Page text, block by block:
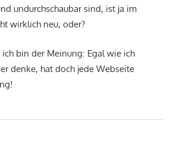
undurchschaubar sind, ist ja im
wirklich neu, oder?
bin der Meinung: Egal wie ich
denke, hat doch jede Webseite